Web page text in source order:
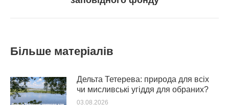
post:
Більше матеріалів
Дельта Тетерева: природа для всіх
чи мисливські угіддя для обраних?
03.08.2026